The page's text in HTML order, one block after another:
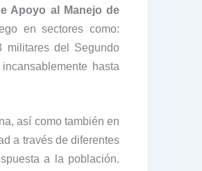
Apoyo al Manejo de
en sectores como:
militares del Segundo
hasta
así como también en
a través de diferentes
a la población.